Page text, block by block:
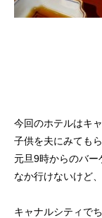
今回のホテルはキ
子供を夫にみても
元旦9時からのバ
なか行けないけど
キャナルシティで